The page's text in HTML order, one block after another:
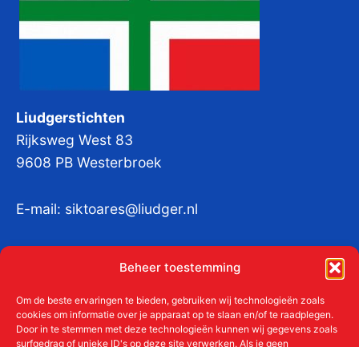
Beheer toestemming
Om de beste ervaringen te bieden, gebruiken wij technologieën zoals
cookies om informatie over je apparaat op te slaan en/of te raadplegen.
Door in te stemmen met deze technologieën kunnen wij gegevens zoals
surfgedrag of unieke ID's op deze site verwerken. Als je geen
Liudgerstichten
Rijksweg West 83
9608 PB Westerbroek
E-mail: siktoares@liudger.nl
KvKnr:41011712